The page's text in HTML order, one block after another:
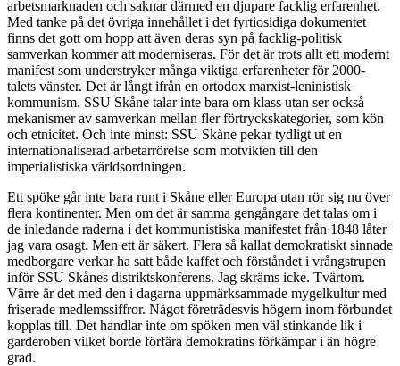
arbetsmarknaden och saknar därmed en djupare facklig erfarenhet.
Med tanke på det övriga innehållet i det fyrtiosidiga dokumentet
finns det gott om hopp att även deras syn på facklig-politisk
samverkan kommer att moderniseras. För det är trots allt ett modernt
manifest som understryker många viktiga erfarenheter för 2000-
talets vänster. Det är långt ifrån en ortodox marxist-leninistisk
kommunism. SSU Skåne talar inte bara om klass utan ser också
mekanismer av samverkan mellan fler förtryckskategorier, som kön
och etnicitet. Och inte minst: SSU Skåne pekar tydligt ut en
internationaliserad arbetarrörelse som motvikten till den
imperialistiska världsordningen.
Ett spöke går inte bara runt i Skåne eller Europa utan rör sig nu över
flera kontinenter. Men om det är samma gengångare det talas om i
de inledande raderna i det kommunistiska manifestet från 1848 låter
jag vara osagt. Men ett är säkert. Flera så kallat demokratiskt sinnade
medborgare verkar ha satt både kaffet och förståndet i vrångstrupen
inför SSU Skånes distriktskonferens. Jag skräms icke. Tvärtom.
Värre är det med den i dagarna uppmärksammade mygelkultur med
friserade medlemssiffror. Något företrädesvis högern inom förbundet
kopplas till. Det handlar inte om spöken men väl stinkande lik i
garderoben vilket borde förfära demokratins förkämpar i än högre
grad.